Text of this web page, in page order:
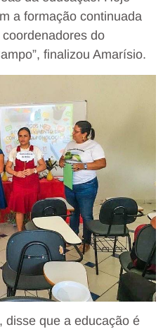
a formação continuada
do
finalizou Amarísio.
disse que a educação é